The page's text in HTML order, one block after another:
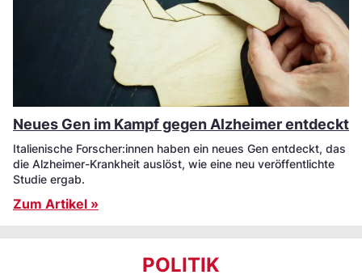
Neues Gen im Kampf gegen Alzheimer entdeckt
Italienische Forscher:innen haben ein neues Gen entdeckt, das
die Alzheimer-Krankheit auslöst, wie eine neu veröffentlichte
Studie ergab.
Zum Artikel »
POLITIK